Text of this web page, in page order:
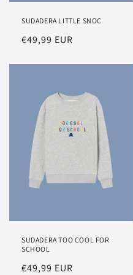
SUDADERA LITTLE SNOC
Precio
€49,99 EUR
SUDADERA TOO COOL FOR
SCHOOL
Precio
€49,99 EUR